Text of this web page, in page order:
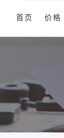
首页 价格